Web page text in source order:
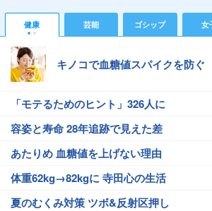
健康 芸能 ゴシップ 女
キノコで血糖値スパイクを防ぐ
「モテるためのヒント」326人に
容姿と寿命 28年追跡で見えた差
あたりめ 血糖値を上げない理由
体重62kg→82kgに 寺田心の生活
夏のむくみ対策 ツボ&反射区押し